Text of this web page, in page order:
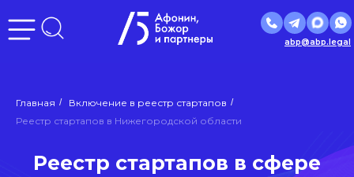
abp@abp.legal
Главная / Включение в реестр стартапов /
Реестр стартапов в Нижегородской области
Реестр стартапов в сфере
Нижегородской области